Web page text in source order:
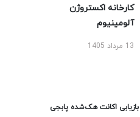
کارخانه اکستروژن
آلومینیوم
13 مرداد 1405
بازیابی اکانت هک‌شده پابجی